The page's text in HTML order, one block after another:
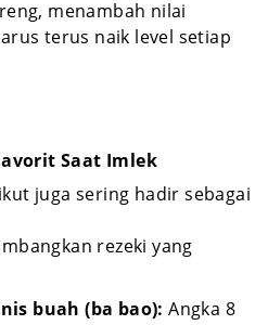
menambah nilai
terus naik level setiap
Saat Imlek
juga sering hadir sebagai
rezeki yang
buah (ba bao):Angka 8